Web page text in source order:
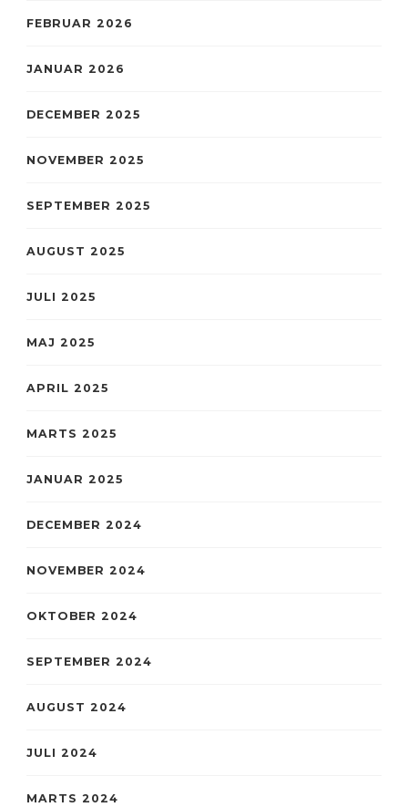
FEBRUAR 2026
JANUAR 2026
DECEMBER 2025
NOVEMBER 2025
SEPTEMBER 2025
AUGUST 2025
JULI 2025
MAJ 2025
APRIL 2025
MARTS 2025
JANUAR 2025
DECEMBER 2024
NOVEMBER 2024
OKTOBER 2024
SEPTEMBER 2024
AUGUST 2024
JULI 2024
MARTS 2024